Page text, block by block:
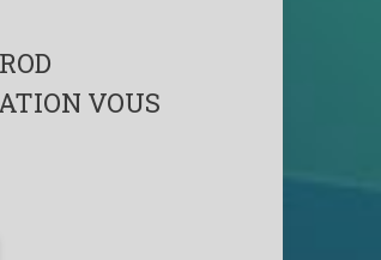
VOUS